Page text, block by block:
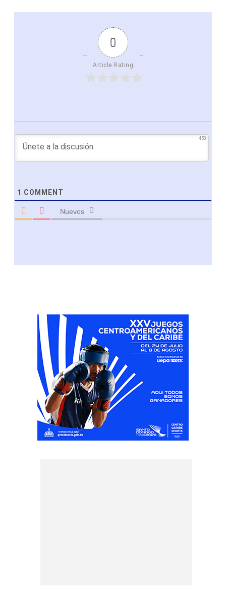
0
Article Rating
450
1 COMMENT
Nuevos